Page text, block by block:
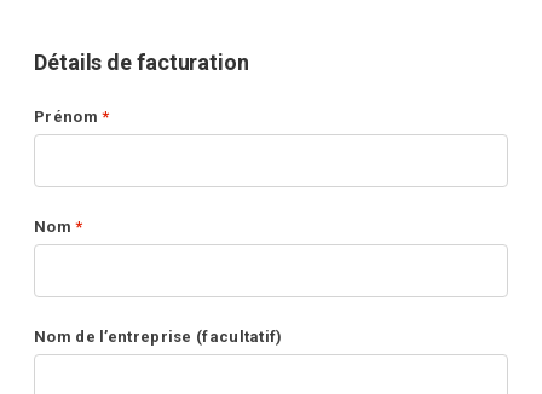
Détails de facturation
Prénom*
Nom*
Nom de l’entreprise (facultatif)